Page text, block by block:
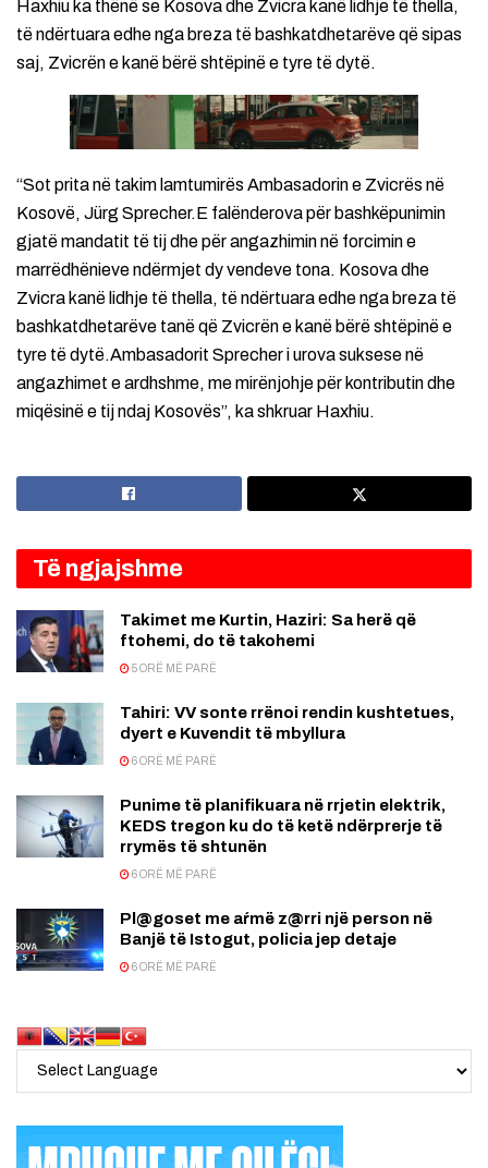
Haxhiu ka thënë se Kosova dhe Zvicra kanë lidhje të thella,
të ndërtuara edhe nga breza të bashkatdhetarëve që sipas
saj, Zvicrën e kanë bërë shtëpinë e tyre të dytë.
“Sot prita në takim lamtumirës Ambasadorin e Zvicrës në
Kosovë, Jürg Sprecher.E falënderova për bashkëpunimin
gjatë mandatit të tij dhe për angazhimin në forcimin e
marrëdhënieve ndërmjet dy vendeve tona. Kosova dhe
Zvicra kanë lidhje të thella, të ndërtuara edhe nga breza të
bashkatdhetarëve tanë që Zvicrën e kanë bërë shtëpinë e
tyre të dytë.Ambasadorit Sprecher i urova suksese në
angazhimet e ardhshme, me mirënjohje për kontributin dhe
miqësinë e tij ndaj Kosovës”, ka shkruar Haxhiu.
Të ngjajshme
Takimet me Kurtin, Haziri: Sa herë që
ftohemi, do të takohemi
5 ORË MË PARË
Tahiri: VV sonte rrënoi rendin kushtetues,
dyert e Kuvendit të mbyllura
6 ORË MË PARË
Punime të planifikuara në rrjetin elektrik,
KEDS tregon ku do të ketë ndërprerje të
rrymës të shtunën
6 ORË MË PARË
Pl@goset me aŕmë z@rri një person në
Banjë të Istogut, policia jep detaje
6 ORË MË PARË